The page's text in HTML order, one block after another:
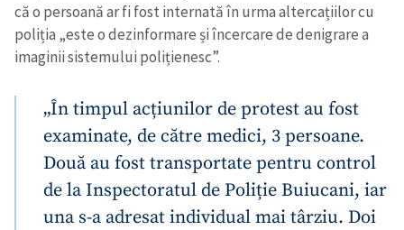
că o persoană ar fi fost internată în urma altercațiilor cu
poliția „este o dezinformare și încercare de denigrare a
imaginii sistemului polițienesc”.
„În timpul acțiunilor de protest au fost
examinate, de către medici, 3 persoane.
Două au fost transportate pentru control
de la Inspectoratul de Poliție Buiucani, iar
una s-a adresat individual mai târziu. Doi